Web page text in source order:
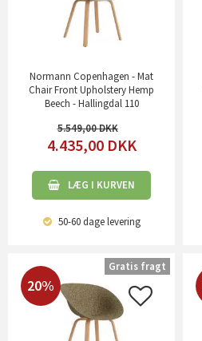
Normann Copenhagen - Mat
Chair Front Upholstery Hemp
Beech - Hallingdal 110
5.549,00
4.435,00 DKK
LÆG I KURVEN
50-60 dagelevering
20%
Gratis fragt